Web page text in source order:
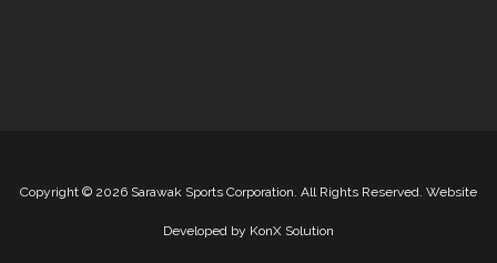
Copyright © 2026 Sarawak Sports Corporation. All Rights Reserved. Website
Developed by KonX Solution